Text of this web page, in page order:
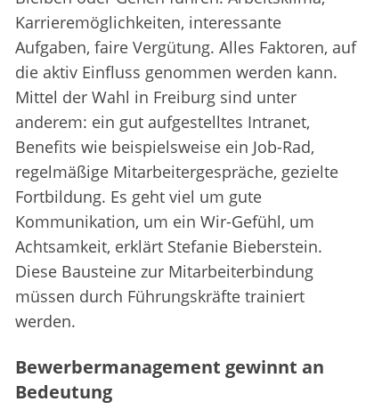
Karrieremöglichkeiten, interessante
Aufgaben, faire Vergütung. Alles Faktoren, auf
die aktiv Einfluss genommen werden kann.
Mittel der Wahl in Freiburg sind unter
anderem: ein gut aufgestelltes Intranet,
Benefits wie beispielsweise ein Job-Rad,
regelmäßige Mitarbeitergespräche, gezielte
Fortbildung. Es geht viel um gute
Kommunikation, um ein Wir-Gefühl, um
Achtsamkeit, erklärt Stefanie Bieberstein.
Diese Bausteine zur Mitarbeiterbindung
müssen durch Führungskräfte trainiert
werden.
Bewerbermanagement gewinnt an
Bedeutung